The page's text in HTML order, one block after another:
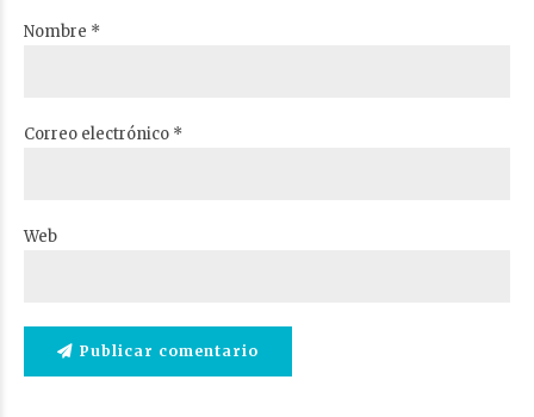
Nombre *
Correo electrónico *
Web
Publicar comentario